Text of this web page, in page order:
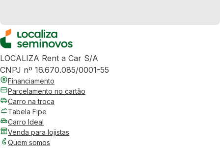
LOCALIZA Rent a Car S/A
CNPJ nº 16.670.085/0001-55
Financiamento
Parcelamento no cartão
Carro na troca
Tabela Fipe
Carro Ideal
Venda para lojistas
Quem somos